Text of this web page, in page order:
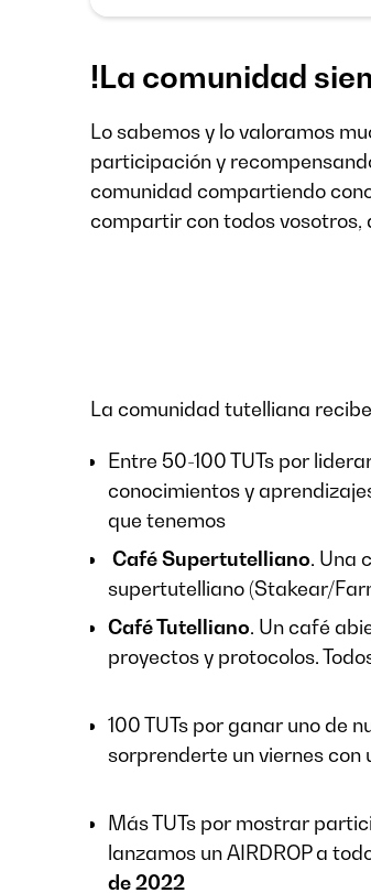
!La comunidad
Lo sabemos y lo valoramos
participación y
comunidad compartiendo
compartir con todos vosotros,
La comunidad tutelliana
Entre 50-100 TUTs por
conocimientos y
que tenemos
Café Supertutelliano. Una
supertutelliano (Stakear/
Café Tutelliano. Un café
proyectos y protocolos.
100 TUTs por ganar uno de
sorprenderte un viernes con
Más TUTs por mostrar
lanzamos un AIRDROP a
de 2022